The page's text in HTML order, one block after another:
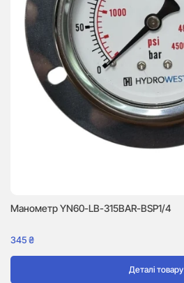
Манометр YN60-LB-315BAR-BSP1/4
345₴
Деталі товару